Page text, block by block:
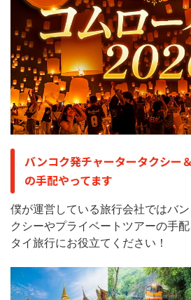
バンコク発チャータータクシー
の手配やってます
僕が運営している旅行会社ではバ
クシーやプライベートツアーの手配
タイ旅行にお役立てください！